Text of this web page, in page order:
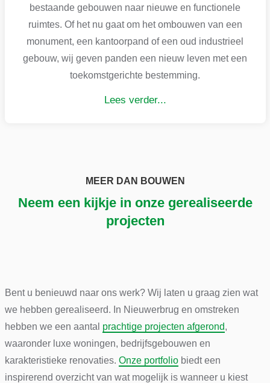
bestaande gebouwen naar nieuwe en functionele
ruimtes. Of het nu gaat om het ombouwen van een
monument, een kantoorpand of een oud industrieel
gebouw, wij geven panden een nieuw leven met een
toekomstgerichte bestemming.
Lees verder...
MEER DAN BOUWEN
Neem een kijkje in onze gerealiseerde
projecten
Bent u benieuwd naar ons werk? Wij laten u graag zien wat
we hebben gerealiseerd. In Nieuwerbrug en omstreken
hebben we een aantal prachtige projecten afgerond,
waaronder luxe woningen, bedrijfsgebouwen en
karakteristieke renovaties. Onze portfoliobiedt een
inspirerend overzicht van wat mogelijk is wanneer u kiest